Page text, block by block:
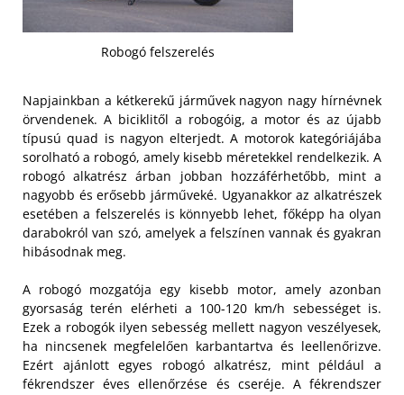
Robogó felszerelés
Napjainkban a kétkerekű járművek nagyon nagy hírnévnek
örvendenek. A biciklitől a robogóig, a motor és az újabb
típusú quad is nagyon elterjedt. A motorok kategóriájába
sorolható a robogó, amely kisebb méretekkel rendelkezik. A
robogó alkatrész árban jobban hozzáférhetőbb, mint a
nagyobb és erősebb járműveké. Ugyanakkor az alkatrészek
esetében a felszerelés is könnyebb lehet, főképp ha olyan
darabokról van szó, amelyek a felszínen vannak és gyakran
hibásodnak meg.
A robogó mozgatója egy kisebb motor, amely azonban
gyorsaság terén elérheti a 100-120 km/h sebességet is.
Ezek a robogók ilyen sebesség mellett nagyon veszélyesek,
ha nincsenek megfelelően karbantartva és leellenőrizve.
Ezért ajánlott egyes robogó alkatrész, mint például a
fékrendszer éves ellenőrzése és cseréje. A fékrendszer